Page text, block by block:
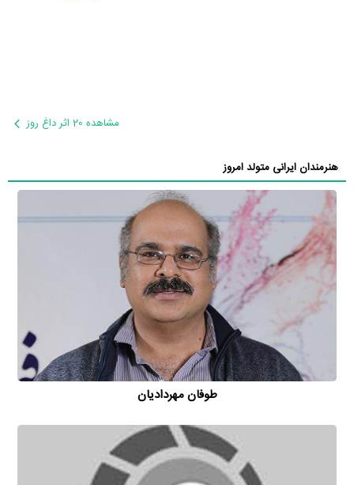
مشاهده 20 اثر داغ روز
هنرمندان ایرانی متولد امروز
طوفان مهردادیان